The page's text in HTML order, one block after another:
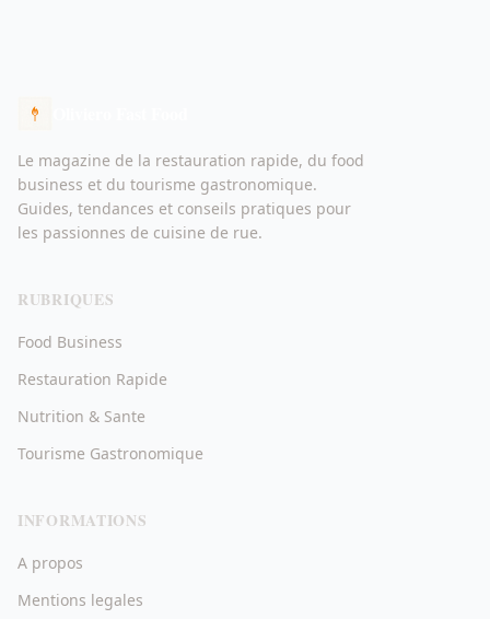
Le magazine de la restauration rapide, du food
business et du tourisme gastronomique.
Guides, tendances et conseils pratiques pour
les passionnes de cuisine de rue.
RUBRIQUES
Food Business
Restauration Rapide
Nutrition & Sante
Tourisme Gastronomique
INFORMATIONS
A propos
Mentions legales